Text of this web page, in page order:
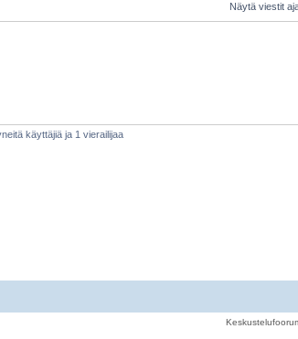
Näytä viestit
käyttäjiä ja 1 vierailijaa